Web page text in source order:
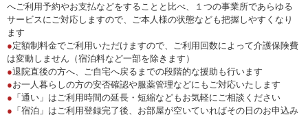
へご利用予約やお支払などをすることと比べ、１つの事業所であらゆる
サービスにご対応しますので、ご本人様の状態なども把握しやすくなり
ます
●定額制料金でご利用いただけますので、ご利用回数によって介護保険費
は変動しません（宿泊料など一部を除きます）
●退院直後の方へ、ご自宅へ戻るまでの段階的な援助も行います
●お一人暮らしの方の安否確認や服薬管理などにもご対応いたします
● 「通い」はご利用時間の延長・短縮などもお気軽にご相談ください
● 「宿泊」はご利用登録完了後、お部屋が空いていればその日のお申込み